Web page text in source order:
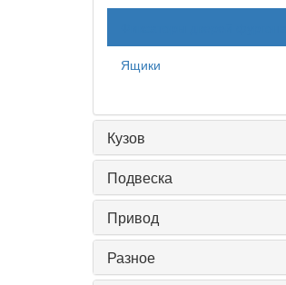
Ящики
Кузов
Подвеска
Привод
Разное